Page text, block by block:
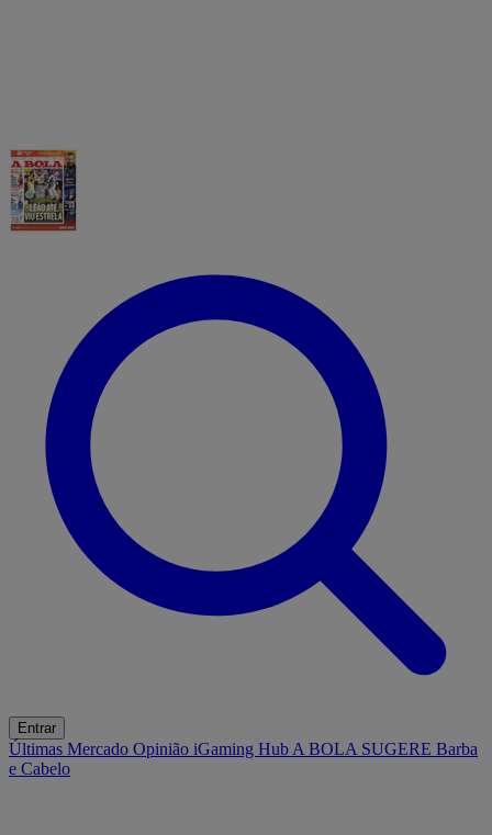
Entrar
Últimas Mercado Opinião iGaming Hub A BOLA SUGERE Barba
e Cabelo